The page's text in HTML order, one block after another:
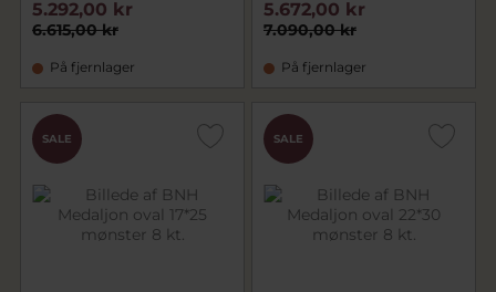
6.615,00 kr
5.292,00 kr
På fjernlager
7.090,00 kr
5.672,00 kr
På fjernlager
SALE SALE